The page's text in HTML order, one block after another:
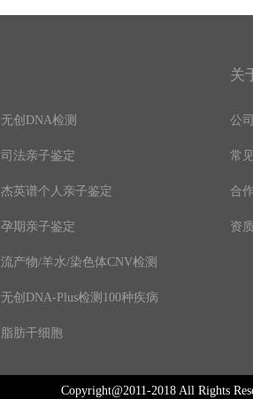
无创DNA检测
司法亲子鉴定
杰英谱个人亲子鉴定
孕期亲子鉴定
流产物/羊水/染色体CNV检测
无创DNA-Plus检测100种疾病
脂肪干细胞
关
公
常
合
资
Copyright@2011-2018 All Rights